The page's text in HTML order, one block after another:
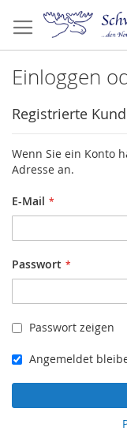
Inhalt
springen
Einloggen
Registrierte
Wenn Sie ein Konto
Adresse an.
E-Mail
Passwort
Passwort zeigen
Angemeldet